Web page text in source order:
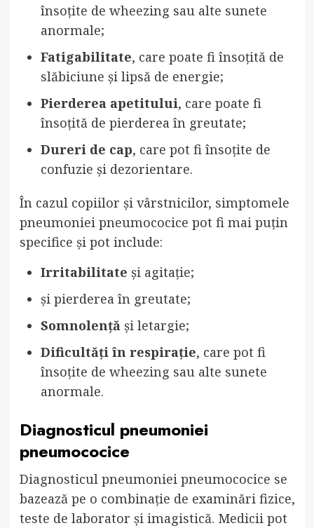
însoțite de wheezing sau alte sunete
anormale;
Fatigabilitate, care poate fi însoțită de
slăbiciune și lipsă de energie;
Pierderea apetitului, care poate fi
însoțită de pierderea în greutate;
Dureri de cap, care pot fi însoțite de
confuzie și dezorientare.
În cazul copiilor și vârstnicilor, simptomele
pneumoniei pneumococice pot fi mai puțin
specifice și pot include:
Irritabilitate și agitație;
și pierderea în greutate;
Somnolențăși letargie;
Dificultăți în respirație, care pot fi
însoțite de wheezing sau alte sunete
anormale.
Diagnosticul pneumoniei
pneumococice
Diagnosticul pneumoniei pneumococice se
bazează pe o combinație de examinări fizice,
teste de laborator și imagistică. Medicii pot